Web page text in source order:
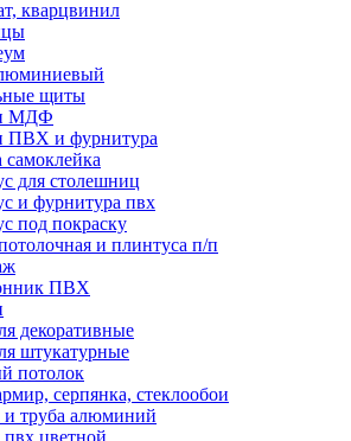
кварцвинил
щиты
МДФ
ПВХ и фурнитура
для столешниц
и фурнитура пвх
под покраску
и плинтуса п/п
ПВХ
декоративные
штукатурные
потолок
серпянка, стеклообои
и труба алюминий
пвх цветной